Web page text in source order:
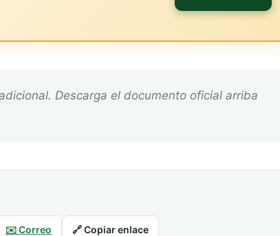
✉️ Correo 🔗 Copiar enlace